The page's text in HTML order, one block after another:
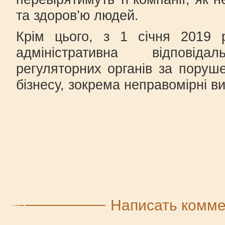
та здоров’ю людей.
Крім цього, з 1 січня 2019
адміністративна
регуляторних органів за
бізнесу, зокрема неправомірні
Написать